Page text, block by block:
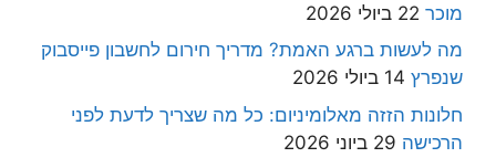
מוכר 22 ביולי 2026
מה לעשות ברגע האמת? מדריך חירום לחשבון פייסבוק
שנפרץ 14 ביולי 2026
חלונות הזזה מאלומיניום: כל מה שצריך לדעת לפני
הרכישה 29 ביוני 2026